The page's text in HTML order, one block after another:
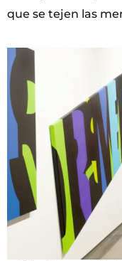
que se tejen las